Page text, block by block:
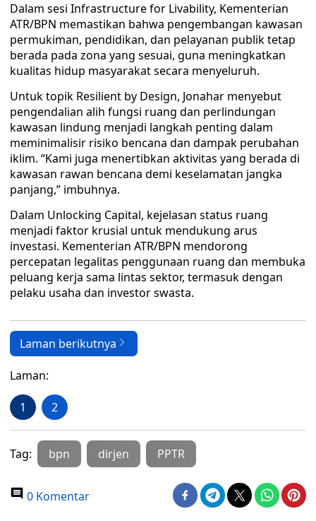
Dalam sesi Infrastructure for Livability, Kementerian
ATR/BPN memastikan bahwa pengembangan kawasan
permukiman, pendidikan, dan pelayanan publik tetap
berada pada zona yang sesuai, guna meningkatkan
kualitas hidup masyarakat secara menyeluruh.
Untuk topik Resilient by Design, Jonahar menyebut
pengendalian alih fungsi ruang dan perlindungan
kawasan lindung menjadi langkah penting dalam
meminimalisir risiko bencana dan dampak perubahan
iklim. “Kami juga menertibkan aktivitas yang berada di
kawasan rawan bencana demi keselamatan jangka
panjang,” imbuhnya.
Dalam Unlocking Capital, kejelasan status ruang
menjadi faktor krusial untuk mendukung arus
investasi. Kementerian ATR/BPN mendorong
percepatan legalitas penggunaan ruang dan membuka
peluang kerja sama lintas sektor, termasuk dengan
pelaku usaha dan investor swasta.
Laman berikutnya
Laman:
1 2
Tag: bpn dirjen PPTR
0 Komentar